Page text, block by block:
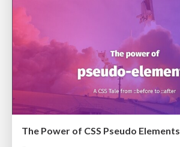
The Power of CSS Pseudo Elements